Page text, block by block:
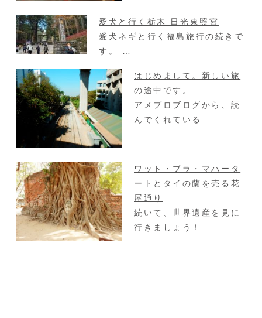
愛犬と行く栃木 日光東照宮
愛犬ネギと行く福島旅行の続きで
す。 …
はじめまして。新しい旅
の途中です。
アメブロブログから、読
んでくれている …
ワット・プラ・マハータ
ートとタイの蘭を売る花
屋通り
続いて、世界遺産を見に
行きましょう！ …